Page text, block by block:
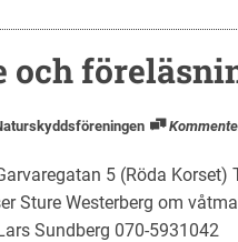
och
5 (Röda Korset)
Sture Westerberg om
Sundberg 070-5931042